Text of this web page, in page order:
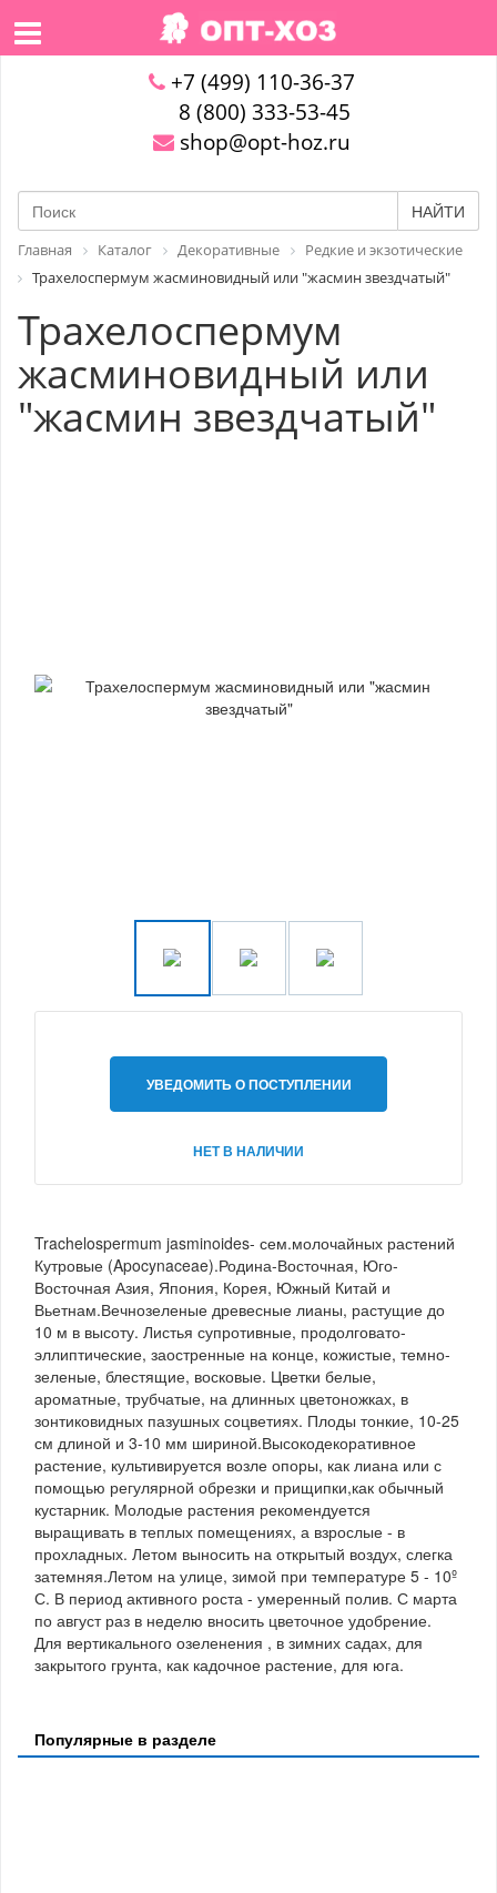
+7 (499) 110-36-37
8 (800) 333-53-45
shop@opt-hoz.ru
НАЙТИ
Главная Каталог Декоративные
Редкие и экзотические
Трахелоспермум жасминовидный или "жасмин звездчатый"
Трахелоспермум
жасминовидный или
"жасмин звездчатый"
УВЕДОМИТЬ О ПОСТУПЛЕНИИ
НЕТ В НАЛИЧИИ
Trachelospermum jasminoides- сем.молочайных растений
Кутровые (Apocynaceae).Родина-Восточная, Юго-
Восточная Азия, Япония, Корея, Южный Китай и
Вьетнам.Вечнозеленые древесные лианы, растущие до
10 м в высоту. Листья супротивные, продолговато-
эллиптические, заостренные на конце, кожистые, темно-
зеленые, блестящие, восковые. Цветки белые,
ароматные, трубчатые, на длинных цветоножках, в
зонтиковидных пазушных соцветиях. Плоды тонкие, 10-25
см длиной и 3-10 мм шириной.Высокодекоративное
растение, культивируется возле опоры, как лиана или с
помощью регулярной обрезки и прищипки,как обычный
кустарник. Молодые растения рекомендуется
выращивать в теплых помещениях, а взрослые - в
прохладных. Летом выносить на открытый воздух, слегка
затемняя.Летом на улице, зимой при температуре 5 - 10º
С. В период активного роста - умеренный полив. С марта
по август раз в неделю вносить цветочное удобрение.
Для вертикального озеленения , в зимних садах, для
закрытого грунта, как кадочное растение, для юга.
Популярные в разделе